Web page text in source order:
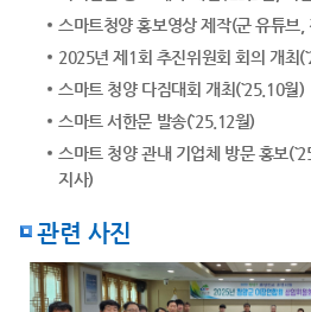
스마트청양 홍보영상 제작(군 유튜브
2025년 제1회 추진위원회 회의 개최
스마트 청양 다짐대회 개최(`25.10월)
스마트 서한문 발송(`25.12월)
스마트 청양 관내 기업체 방문 홍보
지사)
관련 사진